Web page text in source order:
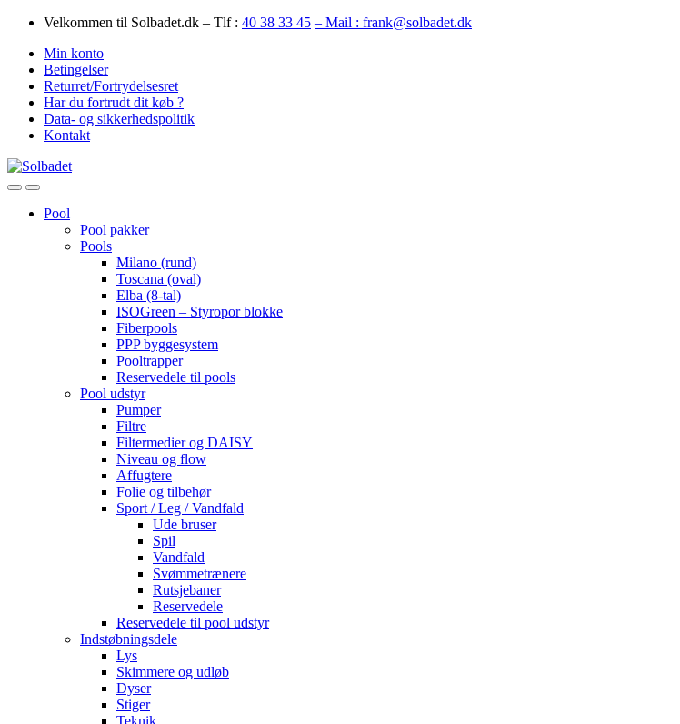
Skip
navigation
Skip
content
Velkommen til Solbadet.dk – Tlf : 40 38 33 45 – Mail : frank@solbadet.dk
Min konto
Betingelser
Returret/Fortrydelsesret
Har du fortrudt dit køb ?
Data- og sikkerhedspolitik
Kontakt
OpenClose
Pool
Pool pakker
Pools
Milano (rund)
Toscana (oval)
Elba (8-tal)
ISOGreen – Styropor blokke
Fiberpools
PPP byggesystem
Pooltrapper
Reservedele til pools
Pool udstyr
Pumper
Filtre
Filtermedier og DAISY
Niveau og flow
Affugtere
Folie og tilbehør
Sport / Leg / Vandfald
Ude bruser
Spil
Vandfald
Svømmetrænere
Rutsjebaner
Reservedele
Reservedele til pool udstyr
Indstøbningsdele
Lys
Skimmere og udløb
Dyser
Stiger
Teknik